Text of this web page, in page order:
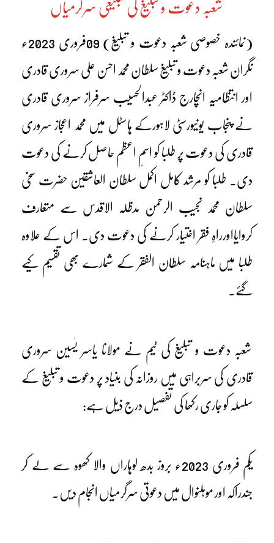
شعبہ دعوت و تبلیغ کی تبلیغی سرگرمیاں
(نمائندہ خصوصی شعبہ دعوت و تبلیغ) 09فروری 2023ء
نگران شعبہ دعوت و تبلیغ سلطان محمد احسن علی سروری قادری
اور انتظامیہ انچارج ڈاکٹر عبدالحسیب سرفراز سروری قادری
نے پنجاب یونیورسٹی لاہورکے ہاسٹل میں محمد اعجاز سروری
قادری کی دعوت پر طلبا کو اسمِ اعظم حاصل کرنے کی دعوت
دی۔ طلبا کو مرشد کامل اکمل سلطان العاشقین حضرت سخی
سلطان محمد نجیب الرحمن مدظلہ الاقدس سے متعارف
کروایااورراہِ فقر اختیار کرنے کی دعوت دی۔ اس کے علاوہ
طلبا میں ماہنامہ سلطان الفقر کے شمارے بھی تقسیم کیے
گئے۔
شعبہ دعوت و تبلیغ کی ٹیم نے مولانا یاسر یٰسین سروری
قادری کی سربراہی میں روزانہ کی بنیاد پر دعوت و تبلیغ کے
سلسلہ کو جاری رکھا کی تفصیل درج ذیل ہے:
یکم فروری 2023ء بروز بدھ لوہاراں والا کھوہ سے لے کر
جندراکہ اور موہلنوال میں دعوتی سرگرمیاں انجام دیں۔